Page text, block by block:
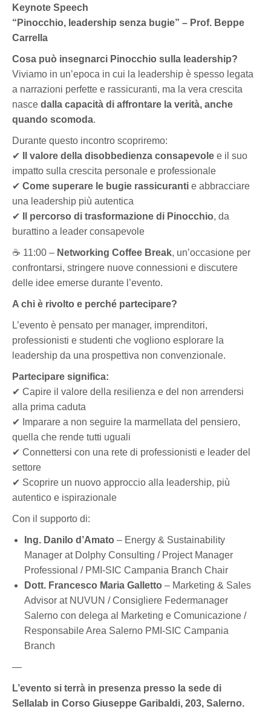
Keynote Speech
“Pinocchio, leadership senza bugie” – Prof. Beppe
Carrella
Cosa può insegnarci Pinocchio sulla leadership?
Viviamo in un’epoca in cui la leadership è spesso legata
a narrazioni perfette e rassicuranti, ma la vera crescita
nasce dalla capacità di affrontare la verità, anche
quando scomoda.
Durante questo incontro scopriremo:
✔
Il valore della disobbedienza consapevole e il suo
impatto sulla crescita personale e professionale
✔ Come superare le bugie rassicuranti e abbracciare
una leadership più autentica
✔
Il percorso di trasformazione di Pinocchio, da
burattino a leader consapevole
☕ 11:00 – Networking Coffee Break, un’occasione per
confrontarsi, stringere nuove connessioni e discutere
delle idee emerse durante l’evento.
A chi è rivolto e perché partecipare?
L’evento è pensato per manager, imprenditori,
professionisti e studenti che vogliono esplorare la
leadership da una prospettiva non convenzionale.
Partecipare significa:
✔ Capire il valore della resilienza e del non arrendersi
alla prima caduta
✔ Imparare a non seguire la marmellata del pensiero,
quella che rende tutti uguali
✔ Connettersi con una rete di professionisti e leader del
settore
✔ Scoprire un nuovo approccio alla leadership, più
autentico e ispirazionale
Con il supporto di:
Ing. Danilo d’Amato – Energy & Sustainability
Manager at Dolphy Consulting / Project Manager
Professional / PMI-SIC Campania Branch Chair
Dott. Francesco Maria Galletto – Marketing & Sales
Advisor at NUVUN / Consigliere Federmanager
Salerno con delega al Marketing e Comunicazione /
Responsabile Area Salerno PMI-SIC Campania
Branch
—
L’evento si terrà in presenza presso la sede di
Sellalab in Corso Giuseppe Garibaldi, 203, Salerno.